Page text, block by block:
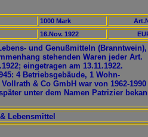
1000 Mark
16.Nov. 1922
und Genußmitteln (Branntwein),
stehenden Waren jeder Art.
eingetragen am 13.11.1922.
4 Betriebsgebäude, 1 Wohn-
& Co GmbH war von 1962-
unter dem Namen Patrizier
Lebensmittel